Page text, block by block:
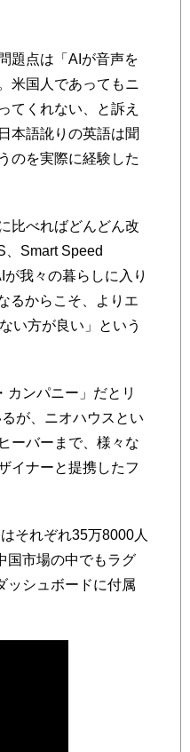
題点は「AIが音声を
米国人であってもニ
てくれない、と訴え
本語訛りの英語は聞
のを実際に経験した
比べればどんどん改
Smart Speed
我々の暮らしに入り
るからこそ、よりエ
い方が良い」という
ンパニー」だとリ
が、ニオハウスとい
ーバーまで、様々な
イナーと提携したフ
それぞれ35万8000人
国市場の中でもラグ
ッシュボードに付属